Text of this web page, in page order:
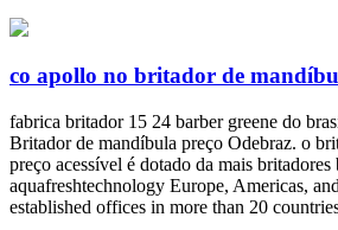
co apollo no britador de
fabrica britador 15 24 barber greene do
Britador de mandíbula preço Odebraz. o
preço acessível é dotado da mais
aquafreshtechnology Europe, Americas,
established offices in more than 20